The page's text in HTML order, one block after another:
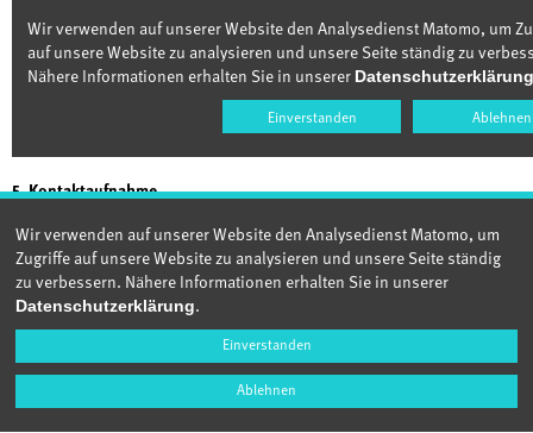
Wir verwenden auf unserer Website den Analysedienst Matomo, um
Zugriffe auf unsere Website zu analysieren und unsere Seite ständig
zu verbessern. Nähere Informationen erhalten Sie in unserer
Datenschutzerklärung.
Einverstanden
Ablehnen
5. Kontaktaufnahme
Zur Kontaktaufnahme bezüglich des Datenschutzes können Sie sich
gern an uns unter Verwendung der nachfolgenden
Kontaktmöglichkeiten wenden. Verantwortlicher im Sinne der DSGVO:
Frau Dr. Iris Rudat-Schwarz
QS Qualität und Sicherheit GmbH
Schedestr. 1-3